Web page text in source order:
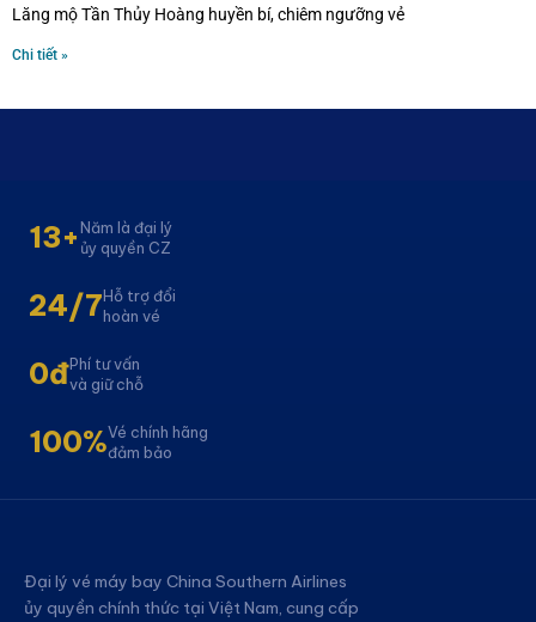
Lăng mộ Tần Thủy Hoàng huyền bí, chiêm ngưỡng vẻ
Chi tiết »
13+Năm là đại lý
ủy quyền CZ
24/7Hỗ trợ đổi
hoàn vé
0đPhí tư vấn
và giữ chỗ
100%Vé chính hãng
đảm bảo
Đại lý vé máy bay China Southern Airlines
ủy quyền chính thức tại Việt Nam, cung cấp